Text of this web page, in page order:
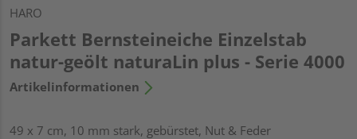
HARO
Parkett Bernsteineiche Einzelstab
natur-geölt naturaLin plus - Serie 4000
Artikelinformationen
49 x 7 cm, 10 mm stark, gebürstet, Nut & Feder